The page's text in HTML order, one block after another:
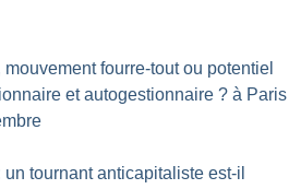
fourre-tout ou potentiel
et autogestionnaire ? à Paris
tournant anticapitaliste est-il